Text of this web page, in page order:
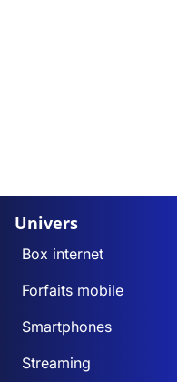
Univers
Box internet
Forfaits mobile
Smartphones
Streaming